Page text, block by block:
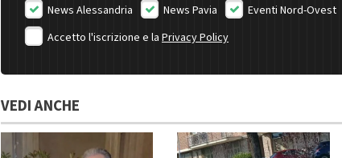
News Alessandria
News Pavia
Eventi Nord-Ovest
Accetto l'iscrizione e la Privacy Policy
VEDI ANCHE